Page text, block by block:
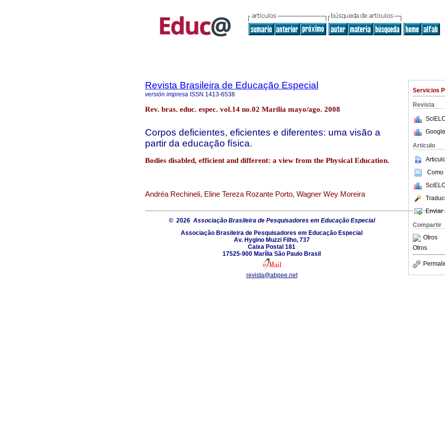
Servicios
Revista
Articulo
Como
Enviar
Compartir
Otros
Otros
Revista Brasileira de Educação Especial
versión impresa ISSN 1413-6538
Rev. bras. educ. espec. vol.14 no.02 Marília mayo/ago. 2008
Corpos deficientes, eficientes e diferentes: uma visão a
partir da educação física.
Bodies disabled, efficient and different: a view from the Physical Education.
Andréa Rechineli, Eline Tereza Rozante Porto, Wagner Wey Moreira
© 2026 Associação Brasileira de Pesquisadores em Educação Especial
Associação Brasileira de Pesquisadores em Educação Especial
Av. Hygino Muzzi Filho, 737
Caixa Postal 181
17525-900 Marília São Paulo Brasil
revista@abpee.net